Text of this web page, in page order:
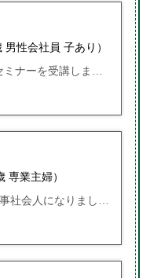
性会社員 子あり）
子育て資金の不安で無料マネーセミナーを受講しました。今の生活に合わせた学資保険の他、住宅ローンの借り換えや、自分たちが病気になった時子供が困らないようにがん保険特約についてアドバイスしてもらいました。これからかかる金額を可視化してもらい、年単位で目標額を決めてゲーム感覚で貯金を楽しんでいます。
専業主婦）
あと5年で定年です。子どもは無事社会人になりました。今後の家計プランを夫婦だけで話合いし恥ずかしながら喧嘩になってしまいました。思い切って相談に行き会社で加入している401K退職金の運用が損していることがわかり見直しアドバイスをもらいました。現在は、証券会社まかせだった株も自分でPC売買できるようにレクチャーを受けています。